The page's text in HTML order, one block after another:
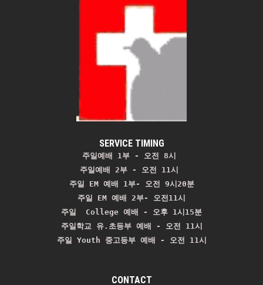
SERVICE TIMING
주일예배 1부 - 오전 8시
주일예배 2부 - 오전 11시
주일 EM 예배 1부- 오전 9시20분
주일 EM 예배 2부- 오전11시
주일  College 예배 - 오후 1시15분
주일학교 유.초등부 예배 - 오전 11시
주일 Youth 중고등부 예배 - 오전 11시
CONTACT